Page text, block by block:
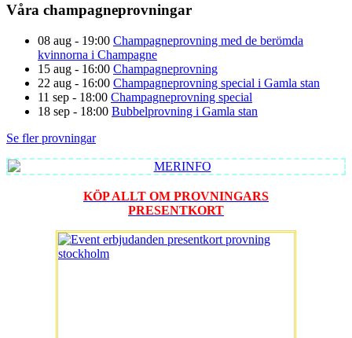
Våra champagneprovningar
08 aug - 19:00 Champagneprovning med de berömda
kvinnorna i Champagne
15 aug - 16:00 Champagneprovning
22 aug - 16:00 Champagneprovning special i Gamla stan
11 sep - 18:00 Champagneprovning special
18 sep - 18:00 Bubbelprovning i Gamla stan
Se fler provningar
KÖP ALLT OM PROVNINGARS
PRESENTKORT